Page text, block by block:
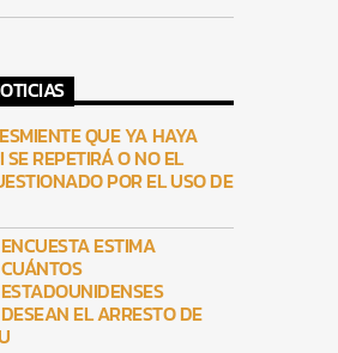
QUE YA HAYA
SE REPETIRÁ O NO EL
POR EL USO DE
ENCUESTA ESTIMA
CUÁNTOS
ESTADOUNIDENSES
DESEAN EL ARRESTO DE